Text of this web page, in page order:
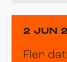
2 JUN
Fler